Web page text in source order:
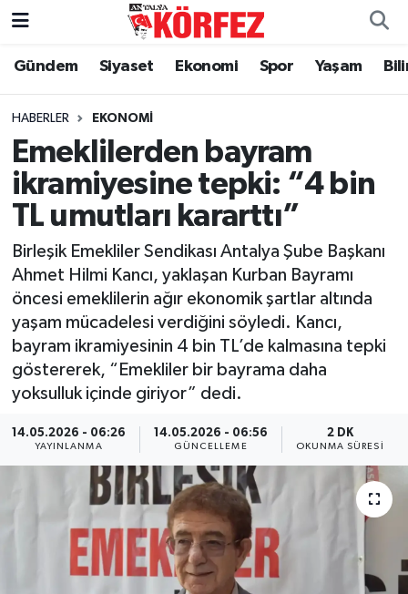
Gündem Siyaset Ekonomi Spor Yaşam
HABERLER EKONOMI
Emeklilerden bayram
ikramiyesine tepki: “4 bin
TL umutları kararttı”
Birleşik Emekliler Sendikası Antalya Şube Başkanı
Ahmet Hilmi Kancı, yaklaşan Kurban Bayramı
öncesi emeklilerin ağır ekonomik şartlar altında
yaşam mücadelesi verdiğini söyledi. Kancı,
bayram ikramiyesinin 4 bin TL’de kalmasına tepki
göstererek, “Emekliler bir bayrama daha
yoksulluk içinde giriyor” dedi.
14.05.2026 - 06:26
YAYINLANMA
14.05.2026 - 06:56
GÜNCELLEME
2 DK
OKUNMA SÜRESI
Gündem
Siyaset
Yerel Yönetim
Ekonomi
Spor
Yaşam
Asayiş
Dünya
Eğitim
Sağlık
Magazin
Turizm
Nöbetçi Eczaneler
Hava Durumu
Trafik Durumu
Süper Lig Puan Durumu ve Fikstür
Tüm Manşetler
Son Dakika Haberleri
Haber Arşivi